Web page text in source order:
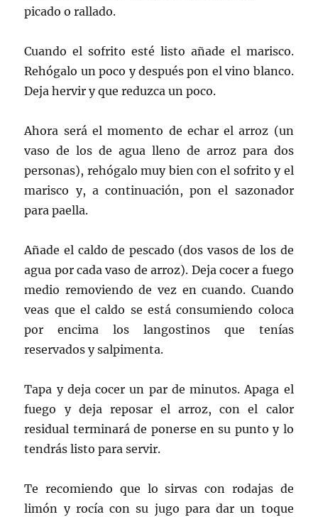
picado o rallado.
Cuando el sofrito esté listo añade el marisco.
Rehógalo un poco y después pon el vino blanco.
Deja hervir y que reduzca un poco.
Ahora será el momento de echar el arroz (un
vaso de los de agua lleno de arroz para dos
personas), rehógalo muy bien con el sofrito y el
marisco y, a continuación, pon el sazonador
para paella.
Añade el caldo de pescado (dos vasos de los de
agua por cada vaso de arroz). Deja cocer a fuego
medio removiendo de vez en cuando. Cuando
veas que el caldo se está consumiendo coloca
por encima los langostinos que tenías
reservados y salpimenta.
Tapa y deja cocer un par de minutos. Apaga el
fuego y deja reposar el arroz, con el calor
residual terminará de ponerse en su punto y lo
tendrás listo para servir.
Te recomiendo que lo sirvas con rodajas de
limón y rocía con su jugo para dar un toque